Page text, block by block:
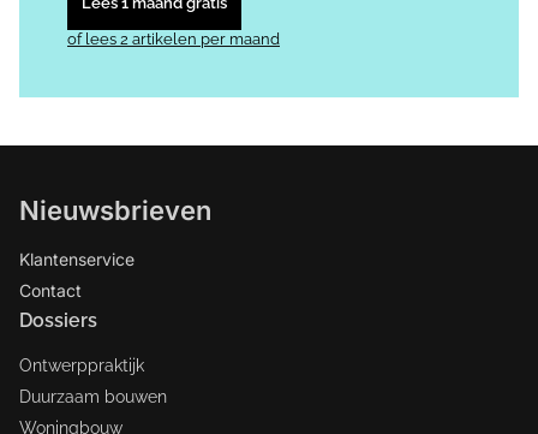
of lees 2 artikelen per maand
Nieuwsbrieven
Klantenservice
Contact
Dossiers
Ontwerppraktijk
Duurzaam bouwen
Woningbouw